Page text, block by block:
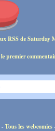
premier
-Tous les webcomics